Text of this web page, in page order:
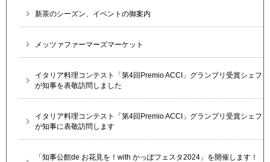
新茶のシーズン、イベントの御案内
メッツァファーマーズマーケット
イタリア料理コンテスト「第4回Premio ACCI」グランプリ受賞シェフ
が知事を表敬訪問しました
イタリア料理コンテスト「第4回Premio ACCI」グランプリ受賞シェフ
が知事に表敬訪問します
「知事公館de お花見を！with かっぽフェスタ2024」を開催します！